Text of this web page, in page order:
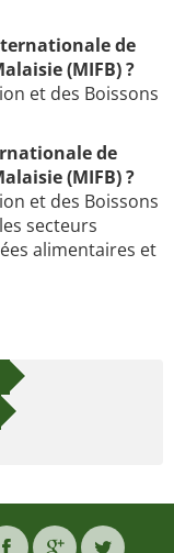
de
(MIFB) ?
et des Boissons
de
(MIFB) ?
et des Boissons
secteurs
alimentaires et